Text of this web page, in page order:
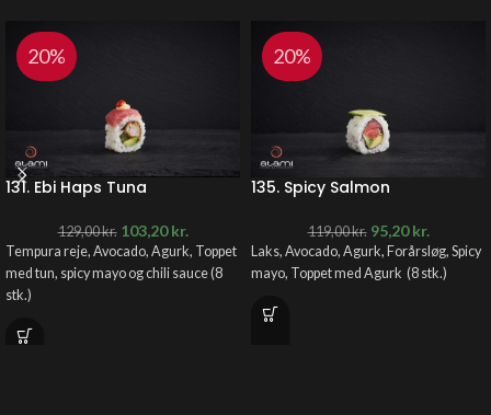
20%
131. Ebi Haps Tuna
129,00kr. 103,20kr.
Tempura reje, Avocado, Agurk, Toppet
med tun, spicy mayo og chili sauce (8
stk.)
20%
135. Spicy Salmon
119,00kr. 95,20kr.
Laks, Avocado, Agurk, Forårsløg, Spicy
mayo, Toppet med Agurk (8 stk.)